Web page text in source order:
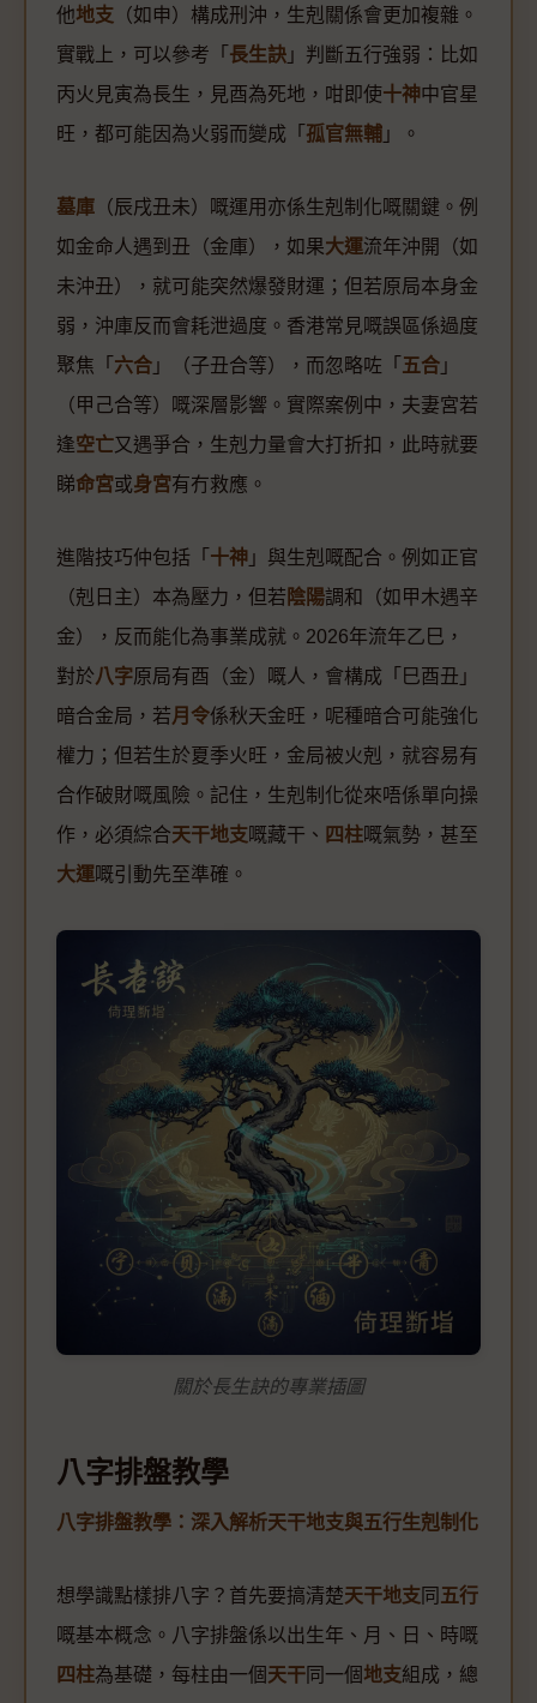
他地支 （如申）構成刑沖，生剋關係會更加複雜。
實戰上，可以參考「 長生訣 」判斷五行強弱：比如
丙火見寅為長生，見酉為死地，咁即使十神中官星
旺，都可能因為火弱而變成「 孤官無輔 」。
墓庫 （辰戌丑未）嘅運用亦係生剋制化嘅關鍵。例
如金命人遇到丑（金庫），如果大運流年沖開（如
未沖丑），就可能突然爆發財運；但若原局本身金
弱，沖庫反而會耗泄過度。香港常見嘅誤區係過度
聚焦「 六合 」（子丑合等），而忽略咗「 五合 」
（甲己合等）嘅深層影響。實際案例中，夫妻宮若
逢空亡又遇爭合，生剋力量會大打折扣，此時就要
睇命宮或身宮有冇救應。
進階技巧仲包括「 十神 」與生剋嘅配合。例如正官
（剋日主）本為壓力，但若 陰陽調和（如甲木遇辛
金），反而能化為事業成就。2026年流年乙巳，
對於八字原局有酉（金）嘅人，會構成「巳酉丑」
暗合金局，若月令係秋天金旺，呢種暗合可能強化
權力；但若生於夏季火旺，金局被火剋，就容易有
合作破財嘅風險。記住，生剋制化從來唔係單向操
作，必須綜合天干地支嘅藏干、 四柱嘅氣勢，甚至
大運嘅引動先至準確。
關於長生訣的專業插圖
八字排盤教學
八字排盤教學：深入解析天干地支與五行生剋制化
想學識點樣排八字？首先要搞清楚天干地支 同 五行
嘅基本概念。八字排盤係以出生年、月、日、時嘅
四柱為基礎，每柱由一個 天干 同一個 地支組成，總